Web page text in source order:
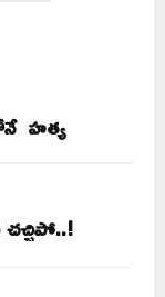
హత్య
చచ్చిపో..!